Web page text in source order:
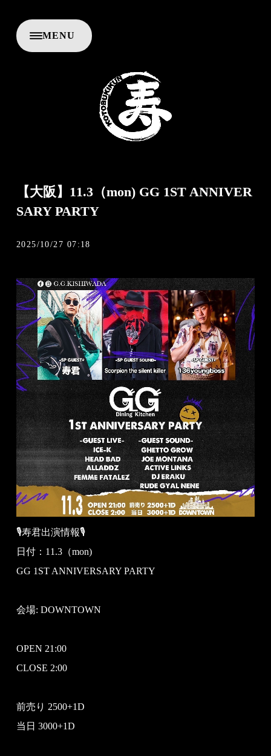
MENU
【大阪】11.3（mon) GG 1ST ANNIVER
SARY PARTY
2025/10/27 07:18
🎙寿君出演情報🎙
日付：11.3（mon)
GG 1ST ANNIVERSARY PARTY
会場: DOWNTOWN
OPEN 21:00
CLOSE 2:00
前売り 2500+1D
当日 3000+1D